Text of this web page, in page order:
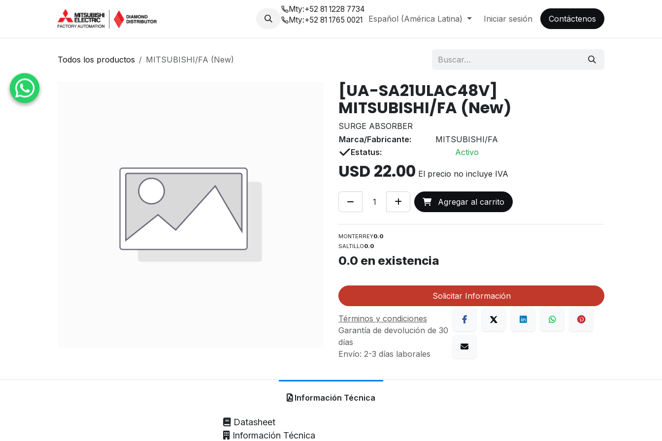
Nosotros Blog
Mty:+52 81 1228 7734
Mty:+52 81 1765 0021 Español (América Latina) Iniciar sesión Contáctenos
Todos los productos MITSUBISHI/FA (New)
[UA-SA21ULAC48V]
MITSUBISHI/FA (New)
SURGE ABSORBER
Marca/Fabricante:
MITSUBISHI/FA
Estatus:
Activo
USD 22.00 El precio no incluye IVA
Agregar al carrito
MONTERREY0.0
SALTILLO0.0
0.0 en existencia
Solicitar Información
Términos y condiciones
Garantía de devolución de 30
días
Envío: 2-3 días laborales
Información Técnica
Datasheet
Información Técnica